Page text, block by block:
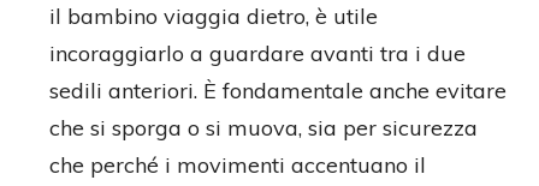
il bambino viaggia dietro, è utile
incoraggiarlo a guardare avanti tra i due
sedili anteriori. È fondamentale anche evitare
che si sporga o si muova, sia per sicurezza
che perché i movimenti accentuano il